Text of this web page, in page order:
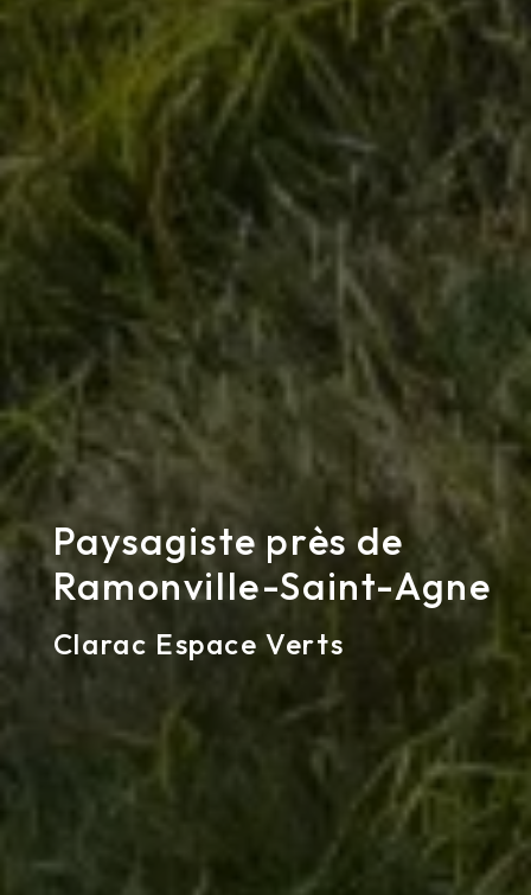
Paysagiste près de
Ramonville-Saint-Agne
Clarac Espace Verts